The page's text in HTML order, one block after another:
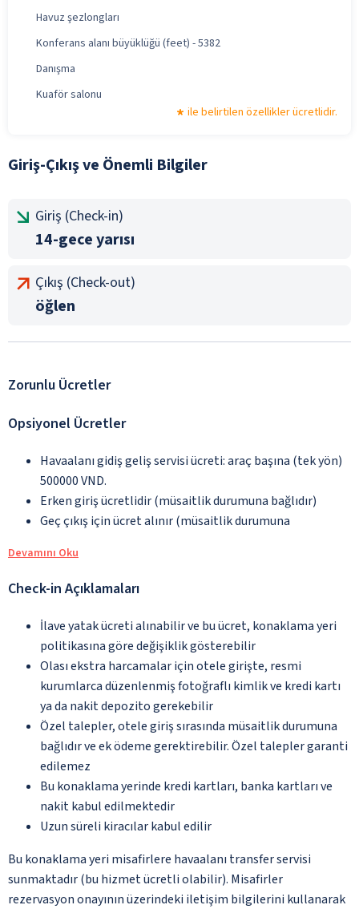
Havuz şezlongları
Konferans alanı büyüklüğü (feet) - 5382
Danışma
Kuaför salonu
ile belirtilen özellikler ücretlidir.
Giriş-Çıkış ve Önemli Bilgiler
Giriş (Check-in)
14-gece yarısı
Çıkış (Check-out)
öğlen
Zorunlu Ücretler
Opsiyonel Ücretler
Havaalanı gidiş geliş servisi ücreti: araç başına (tek yön)
500000 VND.
Erken giriş ücretlidir (müsaitlik durumuna bağlıdır)
Geç çıkış için ücret alınır (müsaitlik durumuna
Devamını Oku
Check-in Açıklamaları
İlave yatak ücreti alınabilir ve bu ücret, konaklama yeri
politikasına göre değişiklik gösterebilir
Olası ekstra harcamalar için otele girişte, resmi
kurumlarca düzenlenmiş fotoğraflı kimlik ve kredi kartı
ya da nakit depozito gerekebilir
Özel talepler, otele giriş sırasında müsaitlik durumuna
bağlıdır ve ek ödeme gerektirebilir. Özel talepler garanti
edilemez
Bu konaklama yerinde kredi kartları, banka kartları ve
nakit kabul edilmektedir
Uzun süreli kiracılar kabul edilir
Bu konaklama yeri misafirlere havaalanı transfer servisi
sunmaktadır (bu hizmet ücretli olabilir). Misafirler
rezervasyon onayının üzerindeki iletişim bilgilerini kullanarak